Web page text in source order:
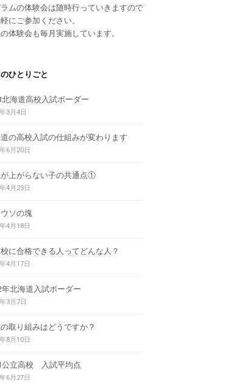
ラムの体験会は随時行っていきますので
にご参加ください。
体験会も毎月実施しています。
ひとりごと
北海道高校入試ボーダー
3月4日
の高校入試の仕組みが変わります
6月20日
が上がらない子の共通点①
4月23日
ソの塊
4月18日
に合格できる人ってどんな人？
4月17日
年北海道入試ボーダー
3月7日
取り組みはどうですか？
8月10日
公立高校 入試平均点
6月27日